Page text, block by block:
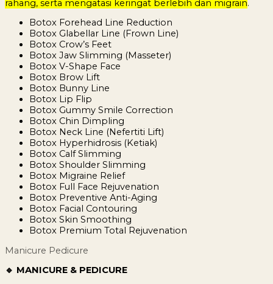
rahang, serta mengatasi keringat berlebih dan migrain.
Botox Forehead Line Reduction
Botox Glabellar Line (Frown Line)
Botox Crow’s Feet
Botox Jaw Slimming (Masseter)
Botox V-Shape Face
Botox Brow Lift
Botox Bunny Line
Botox Lip Flip
Botox Gummy Smile Correction
Botox Chin Dimpling
Botox Neck Line (Nefertiti Lift)
Botox Hyperhidrosis (Ketiak)
Botox Calf Slimming
Botox Shoulder Slimming
Botox Migraine Relief
Botox Full Face Rejuvenation
Botox Preventive Anti-Aging
Botox Facial Contouring
Botox Skin Smoothing
Botox Premium Total Rejuvenation
Manicure Pedicure
🔹 MANICURE & PEDICURE